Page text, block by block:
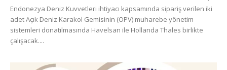
Endonezya Deniz Kuvvetleri ihtiyacı kapsamında sipariş verilen iki
adet Açık Deniz Karakol Gemisinin (OPV) muharebe yönetim
sistemleri donatılmasında Havelsan ile Hollanda Thales birlikte
çalışacak....